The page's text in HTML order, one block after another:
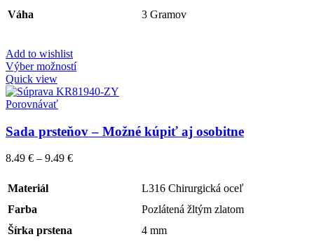
Váha
3 Gramov
Add to wishlist
Výber možností
Quick view
Porovnávať
Sada prsteňov – Možné kúpiť aj osobitne
8.49 € – 9.49 €
Materiál
L316 Chirurgická oceľ
Farba
Pozlátená žltým zlatom
Šírka prstena
4 mm